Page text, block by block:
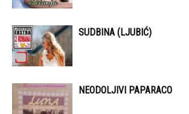
SUDBINA (LJUBIĆ)
NEODOLJIVI PAPARACO